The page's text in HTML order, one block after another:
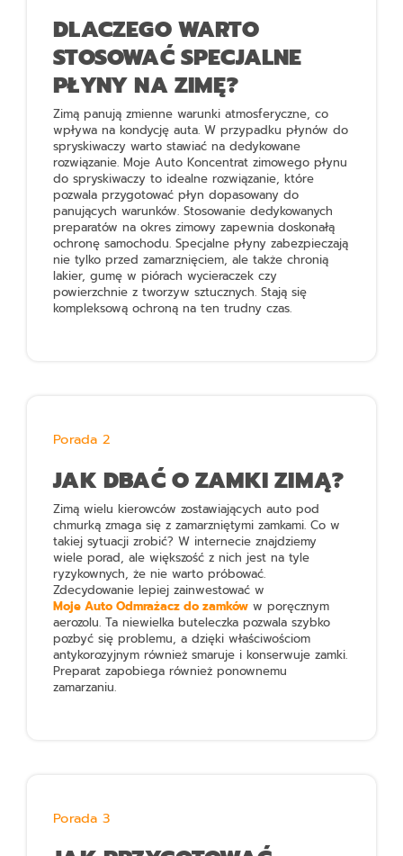
DLACZEGO WARTO
STOSOWAĆ SPECJALNE
PŁYNY NA ZIMĘ?
Zimą panują zmienne warunki atmosferyczne, co
wpływa na kondycję auta. W przypadku płynów do
spryskiwaczy warto stawiać na dedykowane
rozwiązanie.Moje Auto Koncentrat zimowego płynu
do spryskiwaczy to idealne rozwiązanie, które
pozwala przygotować płyn dopasowany do
panujących warunków. Stosowanie dedykowanych
preparatów na okres zimowy zapewnia doskonałą
ochronę samochodu. Specjalne płyny zabezpieczają
nie tylko przed zamarznięciem, ale także chronią
lakier, gumę w piórach wycieraczek czy
powierzchnie z tworzyw sztucznych. Stają się
kompleksową ochroną na ten trudny czas.
Porada 2
JAK DBAĆ O ZAMKI ZIMĄ?
Zimą wielu kierowców zostawiających auto pod
chmurką zmaga się z zamarzniętymi zamkami. Co w
takiej sytuacji zrobić? W internecie znajdziemy
wiele porad, ale większość z nich jest na tyle
ryzykownych, że nie warto próbować.
Zdecydowanie lepiej zainwestować w
Moje Auto Odmrażacz do zamków w poręcznym
aerozolu. Ta niewielka buteleczka pozwala szybko
pozbyć się problemu, a dzięki właściwościom
antykorozyjnym również smaruje i konserwuje zamki.
Preparat zapobiega również ponownemu
zamarzaniu.
Porada 3